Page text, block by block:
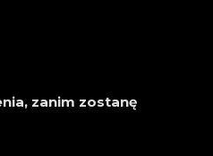
zanim zostanę